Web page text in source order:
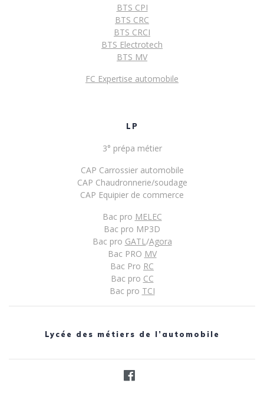
BTS CPI
BTS CRC
BTS CRCI
BTS Electrotech
BTS MV
FC Expertise automobile
LP
3° prépa métier
CAP Carrossier automobile
CAP Chaudronnerie/soudage
CAP Equipier de commerce
Bac pro MELEC
Bac pro MP3D
Bac pro GATL/Agora
Bac PRO MV
Bac Pro RC
Bac pro CC
Bac pro TCI
Lycée des métiers de l’automobile